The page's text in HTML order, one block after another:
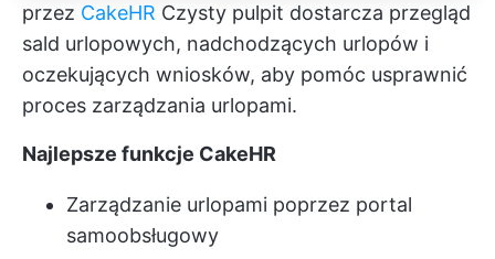
przez CakeHR Czysty pulpit dostarcza przegląd
sald urlopowych, nadchodzących urlopów i
oczekujących wniosków, aby pomóc usprawnić
proces zarządzania urlopami.
Najlepsze funkcje CakeHR
Zarządzanie urlopami poprzez portal
samoobsługowy